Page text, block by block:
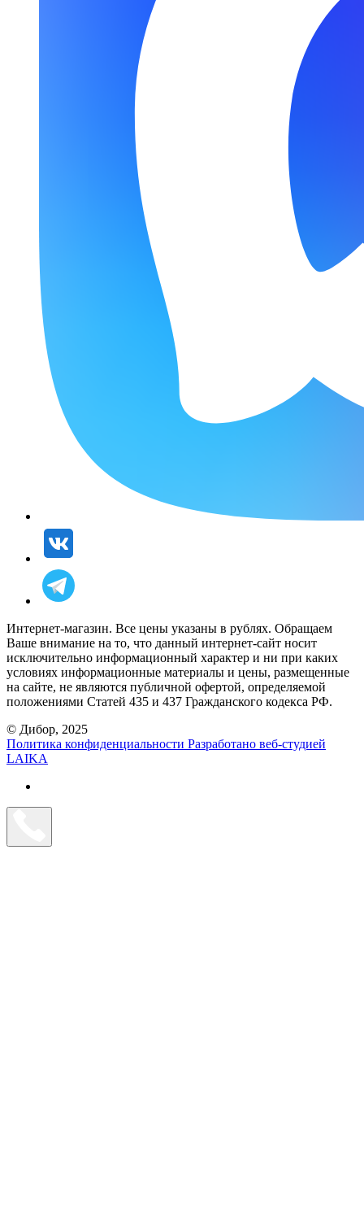
Интернет-магазин. Все цены указаны в рублях. Обращаем
Ваше внимание на то, что данный интернет-сайт носит
исключительно информационный характер и ни при каких
условиях информационные материалы и цены, размещенные
на сайте, не являются публичной офертой, определяемой
положениями Статей 435 и 437 Гражданского кодекса РФ.
© Дибор, 2025
Политика конфиденциальности Разработано веб-студией
LAIKA